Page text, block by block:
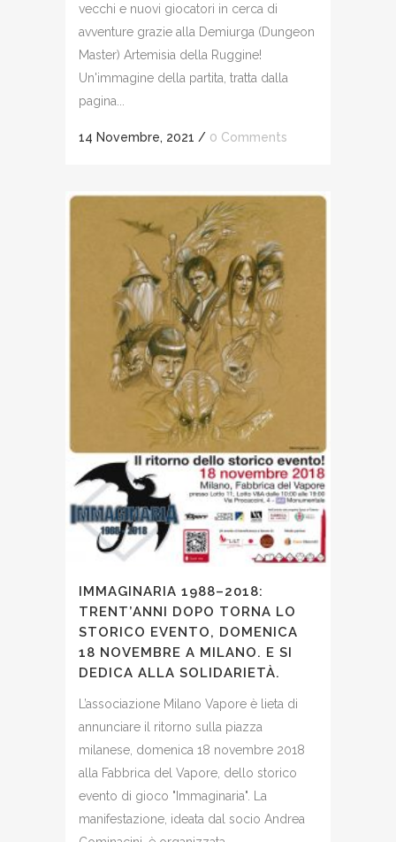
vecchi e nuovi giocatori in cerca di
avventure grazie alla Demiurga (Dungeon
Master) Artemisia della Ruggine!
Un'immagine della partita, tratta dalla
pagina...
14 Novembre, 2021 / 0 Comments
IMMAGINARIA 1988–2018:
TRENT’ANNI DOPO TORNA LO
STORICO EVENTO, DOMENICA
18 NOVEMBRE A MILANO. E SI
DEDICA ALLA SOLIDARIETÀ.
L’associazione Milano Vapore è lieta di
annunciare il ritorno sulla piazza
milanese, domenica 18 novembre 2018
alla Fabbrica del Vapore, dello storico
evento di gioco "Immaginaria". La
manifestazione, ideata dal socio Andrea